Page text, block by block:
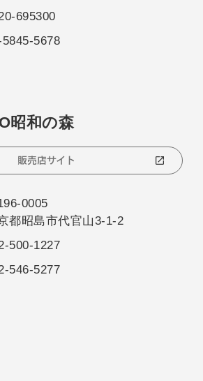
695300
5845-5678
昭和の森
販売店サイト
0005
都昭島市代官山3-1-2
500-1227
546-5277